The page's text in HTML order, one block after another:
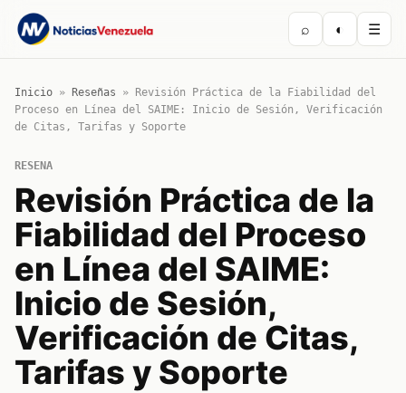
⌕ ◐ ☰
Inicio » Reseñas »
Revisión Práctica de la Fiabilidad del
Proceso en Línea del SAIME: Inicio de Sesión, Verificación
de Citas, Tarifas y Soporte
RESENA
Revisión Práctica de la
Fiabilidad del Proceso
en Línea del SAIME:
Inicio de Sesión,
Verificación de Citas,
Tarifas y Soporte